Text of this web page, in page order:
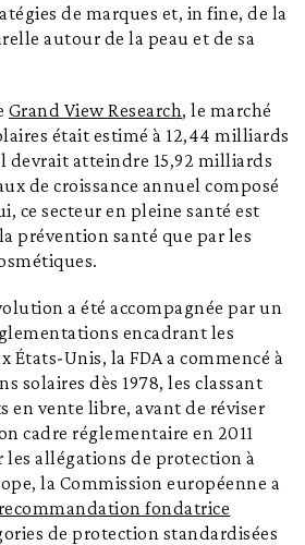
de marques et, in fine, de la
autour de la peau et de sa
Grand View Research, le marché
était estimé à 12,44 milliards
devrait atteindre 15,92 milliards
de croissance annuel composé
ce secteur en pleine santé est
prévention santé que par les
a été accompagnée par un
encadrant les
États-Unis, la FDA a commencé à
solaires dès 1978, les classant
en vente libre, avant de réviser
cadre réglementaire en 2011
allégations de protection à
la Commission européenne a
fondatrice
de protection standardisées